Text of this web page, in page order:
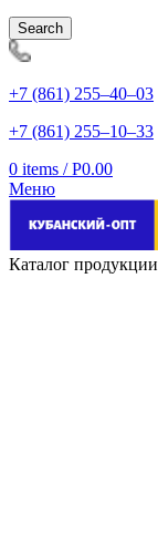
Search
+7 (861) 255‒40‒03
+7 (861) 255‒10‒33
0 items / Р0.00
Меню
Каталог продукции